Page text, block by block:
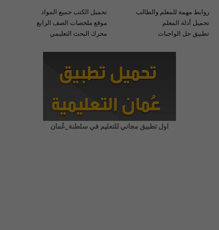
تحميل الكتب جميع المواد
روابط مهمة للمعلم والطالب
موقع ملخصات الصف الرابع
تحميل أدلة المعلم
محرك البحث التعليمي
تطبيق حل الواجبات
اول تطبيق مجاني للتعليم في سلطنة_عُمان